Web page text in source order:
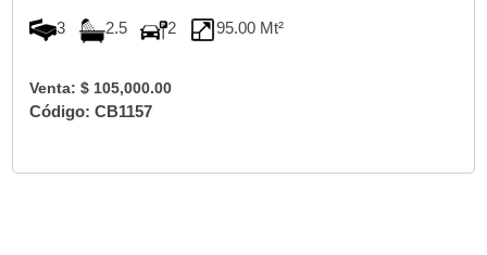
3 2.5 2 95.00 Mt²
Venta: $ 105,000.00
Código: CB1157